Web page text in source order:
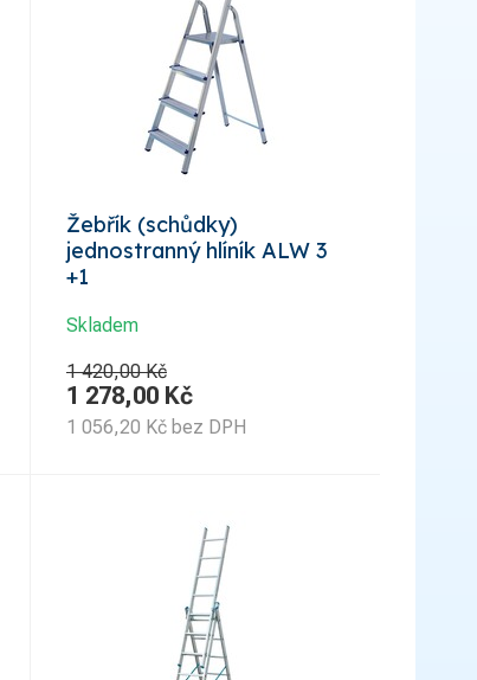
Žebřík (schůdky)
jednostranný hlíník ALW 3
+1
Skladem
1 420,00 Kč
1 278,00 Kč
1 056,20 Kč bez DPH